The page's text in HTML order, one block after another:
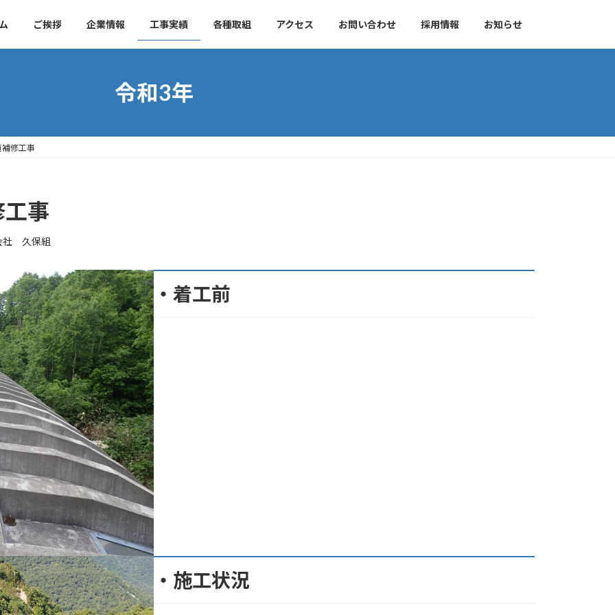
ご挨拶 企業情報 工事実績 各種取組 アクセス お問い合わせ 採用情報 お知らせ
令和3年
修工事
事
社 久保組
・着工前
・施工状況